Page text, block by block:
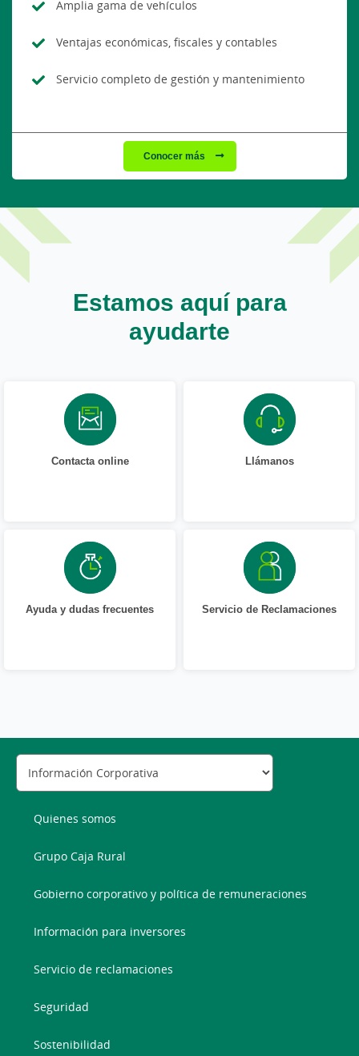
Amplia gama de vehículos
Ventajas económicas, fiscales y contables
Servicio completo de gestión y mantenimiento
Conocer más
Estamos aquí para
ayudarte
Contacta online Llámanos
Ayuda y dudas frecuentes Servicio de Reclamaciones
Quienes somos
Grupo Caja Rural
Gobierno corporativo y política de remuneraciones
Información para inversores
Servicio de reclamaciones
Seguridad
Sostenibilidad